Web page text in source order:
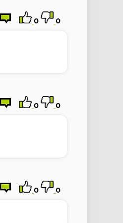
0 0
0 0
0 0